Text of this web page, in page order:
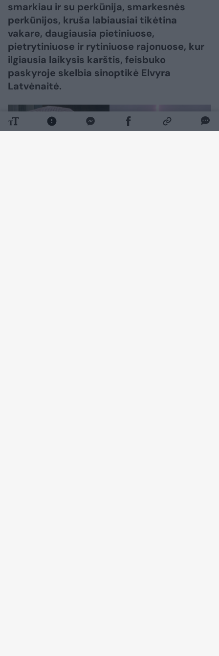
smarkiau ir su perkūnija, smarkesnės
perkūnijos, kruša labiausiai tikėtina
vakare, daugiausia pietiniuose,
pietrytiniuose ir rytiniuose rajonuose, kur
ilgiausia laikysis karštis, feisbuko
paskyroje skelbia sinoptikė Elvyra
Latvėnaitė.